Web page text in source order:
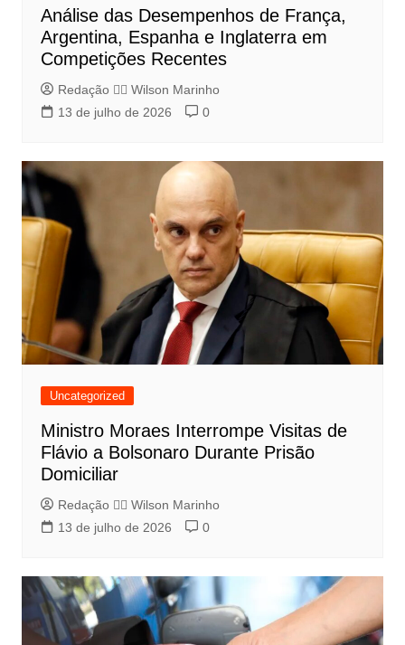
Análise das Desempenhos de França,
Argentina, Espanha e Inglaterra em
Competições Recentes
Redação 👨‍⚖️​ Wilson Marinho
13 de julho de 2026
0
Uncategorized
Ministro Moraes Interrompe Visitas de
Flávio a Bolsonaro Durante Prisão
Domiciliar
Redação 👨‍⚖️​ Wilson Marinho
13 de julho de 2026
0